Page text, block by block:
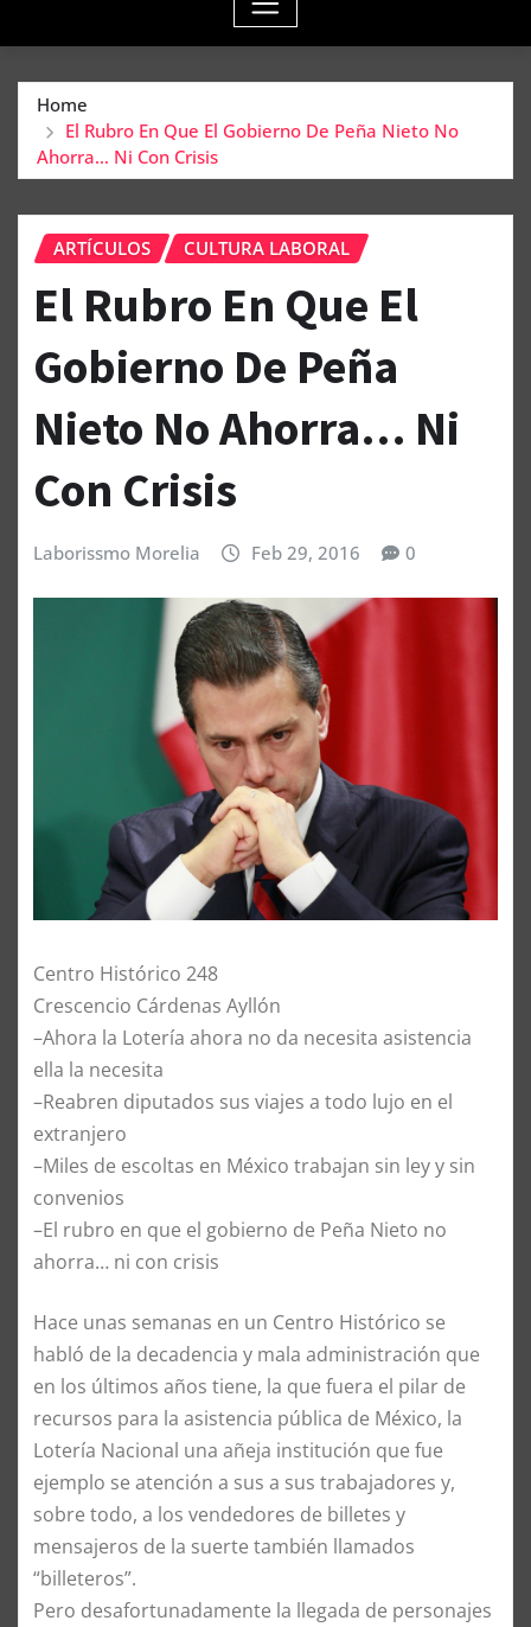
Home
El Rubro En Que El Gobierno De Peña Nieto No
Ahorra… Ni Con Crisis
ARTÍCULOS CULTURA LABORAL
El Rubro En Que El
Gobierno De Peña
Nieto No Ahorra… Ni
Con Crisis
Laborissmo Morelia Feb 29, 2016 0
Centro Histórico 248
Crescencio Cárdenas Ayllón
–Ahora la Lotería ahora no da necesita asistencia
ella la necesita
–Reabren diputados sus viajes a todo lujo en el
extranjero
–Miles de escoltas en México trabajan sin ley y sin
convenios
–El rubro en que el gobierno de Peña Nieto no
ahorra… ni con crisis
Hace unas semanas en un Centro Histórico se
habló de la decadencia y mala administración que
en los últimos años tiene, la que fuera el pilar de
recursos para la asistencia pública de México, la
Lotería Nacional una añeja institución que fue
ejemplo se atención a sus a sus trabajadores y,
sobre todo, a los vendedores de billetes y
mensajeros de la suerte también llamados
“billeteros”.
Pero desafortunadamente la llegada de personajes